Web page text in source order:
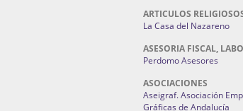
ARTICULOS
La Casa del Nazareno
ASESORIA FISCAL,
Perdomo Asesores
ASOCIACIONES
Aseigraf. Asociación
Gráficas de Andalucía